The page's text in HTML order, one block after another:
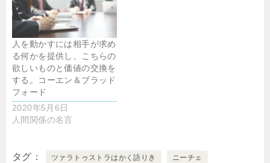
人を動かすには相手が求め
る何かを提供し、こちらの
欲しいものと価値の交換を
する。コーエン＆ブラッド
フォード
2020年5月6日
人間関係の名言
タグ ツァラトゥストラはかく語りき ニーチェ